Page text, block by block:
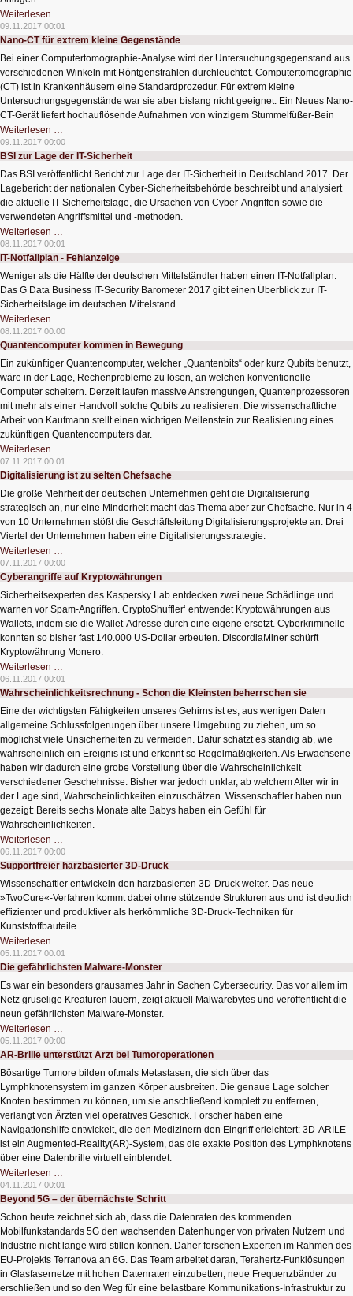
Weiterlesen …
Generation
von
SLM-
09.11.2017 00:01
Nano-CT für extrem kleine Gegenstände
Bei einer Computertomographie-Analyse wird der Untersuchungsgegenstand aus
verschiedenen Winkeln mit Röntgenstrahlen durchleuchtet. Computertomographie
(CT) ist in Krankenhäusern eine Standardprozedur. Für extrem kleine
Untersuchungsgegenstände war sie aber bislang nicht geeignet. Ein Neues Nano-
CT-Gerät liefert hochauflösende Aufnahmen von winzigem Stummelfüßer-Bein
Weiterlesen …
CT
für
extrem
Gegenstände
09.11.2017 00:00
BSI zur Lage der IT-Sicherheit
Das BSI veröffentlicht Bericht zur Lage der IT-Sicherheit in Deutschland 2017. Der
Lagebericht der nationalen Cyber-Sicherheitsbehörde beschreibt und analysiert
die aktuelle IT-Sicherheitslage, die Ursachen von Cyber-Angriffen sowie die
verwendeten Angriffsmittel und -methoden.
Weiterlesen …
zur
Lage
der
Sicherheit
08.11.2017 00:01
IT-Notfallplan - Fehlanzeige
Weniger als die Hälfte der deutschen Mittelständler haben einen IT-Notfallplan.
Das G Data Business IT-Security Barometer 2017 gibt einen Überblick zur IT-
Sicherheitslage im deutschen Mittelstand.
Weiterlesen …
Notfallplan
-
Fehlanzeige
08.11.2017 00:00
Quantencomputer kommen in Bewegung
Ein zukünftiger Quantencomputer, welcher „Quantenbits“ oder kurz Qubits benutzt,
wäre in der Lage, Rechenprobleme zu lösen, an welchen konventionelle
Computer scheitern. Derzeit laufen massive Anstrengungen, Quantenprozessoren
mit mehr als einer Handvoll solche Qubits zu realisieren. Die wissenschaftliche
Arbeit von Kaufmann stellt einen wichtigen Meilenstein zur Realisierung eines
zukünftigen Quantencomputers dar.
Weiterlesen …
kommen
in
Bewegung
07.11.2017 00:01
Digitalisierung ist zu selten Chefsache
Die große Mehrheit der deutschen Unternehmen geht die Digitalisierung
strategisch an, nur eine Minderheit macht das Thema aber zur Chefsache. Nur in 4
von 10 Unternehmen stößt die Geschäftsleitung Digitalisierungsprojekte an. Drei
Viertel der Unternehmen haben eine Digitalisierungsstrategie.
Weiterlesen …
ist
zu
selten
07.11.2017 00:00
Cyberangriffe auf Kryptowährungen
Sicherheitsexperten des Kaspersky Lab entdecken zwei neue Schädlinge und
warnen vor Spam-Angriffen. CryptoShuffler‘ entwendet Kryptowährungen aus
Wallets, indem sie die Wallet-Adresse durch eine eigene ersetzt. Cyberkriminelle
konnten so bisher fast 140.000 US-Dollar erbeuten. DiscordiaMiner schürft
Kryptowährung Monero.
Weiterlesen …
auf
Kryptowährungen
06.11.2017 00:01
Wahrscheinlichkeitsrechnung - Schon die Kleinsten beherrschen sie
Eine der wichtigsten Fähigkeiten unseres Gehirns ist es, aus wenigen Daten
allgemeine Schlussfolgerungen über unsere Umgebung zu ziehen, um so
möglichst viele Unsicherheiten zu vermeiden. Dafür schätzt es ständig ab, wie
wahrscheinlich ein Ereignis ist und erkennt so Regelmäßigkeiten. Als Erwachsene
haben wir dadurch eine grobe Vorstellung über die Wahrscheinlichkeit
verschiedener Geschehnisse. Bisher war jedoch unklar, ab welchem Alter wir in
der Lage sind, Wahrscheinlichkeiten einzuschätzen. Wissenschaftler haben nun
gezeigt: Bereits sechs Monate alte Babys haben ein Gefühl für
Wahrscheinlichkeiten.
Weiterlesen …
-
Schon
die
beherrschen
sie
06.11.2017 00:00
Supportfreier harzbasierter 3D-Druck
Wissenschaftler entwickeln den harzbasierten 3D-Druck weiter. Das neue
»TwoCure«-Verfahren kommt dabei ohne stützende Strukturen aus und ist deutlich
effizienter und produktiver als herkömmliche 3D-Druck-Techniken für
Kunststoffbauteile.
Weiterlesen …
harzbasierter
3D-
Druck
05.11.2017 00:01
Die gefährlichsten Malware-Monster
Es war ein besonders grausames Jahr in Sachen Cybersecurity. Das vor allem im
Netz gruselige Kreaturen lauern, zeigt aktuell Malwarebytes und veröffentlicht die
neun gefährlichsten Malware-Monster.
Weiterlesen …
gefährlichsten
Malware-
Monster
05.11.2017 00:00
AR-Brille unterstützt Arzt bei Tumoroperationen
Bösartige Tumore bilden oftmals Metastasen, die sich über das
Lymphknotensystem im ganzen Körper ausbreiten. Die genaue Lage solcher
Knoten bestimmen zu können, um sie anschließend komplett zu entfernen,
verlangt von Ärzten viel operatives Geschick. Forscher haben eine
Navigationshilfe entwickelt, die den Medizinern den Eingriff erleichtert: 3D-ARILE
ist ein Augmented-Reality(AR)-System, das die exakte Position des Lymphknotens
über eine Datenbrille virtuell einblendet.
Weiterlesen …
Brille
unterstützt
Arzt
Tumoroperationen
04.11.2017 00:01
Beyond 5G – der übernächste Schritt
Schon heute zeichnet sich ab, dass die Datenraten des kommenden
Mobilfunkstandards 5G den wachsenden Datenhunger von privaten Nutzern und
Industrie nicht lange wird stillen können. Daher forschen Experten im Rahmen des
EU-Projekts Terranova an 6G. Das Team arbeitet daran, Terahertz-Funklösungen
in Glasfasernetze mit hohen Datenraten einzubetten, neue Frequenzbänder zu
erschließen und so den Weg für eine belastbare Kommunikations-Infrastruktur zu